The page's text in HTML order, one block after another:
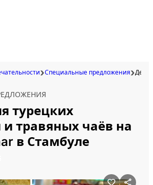
Специальные предложения
турецких
и травяных чаёв на
в Стамбуле